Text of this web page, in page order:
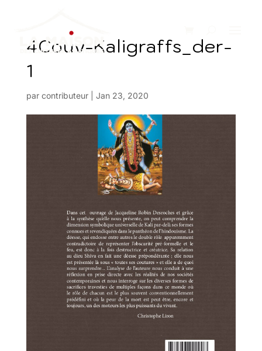
4Couv-Kaligraffs_der-
1
par contributeur| Jan 23, 2020